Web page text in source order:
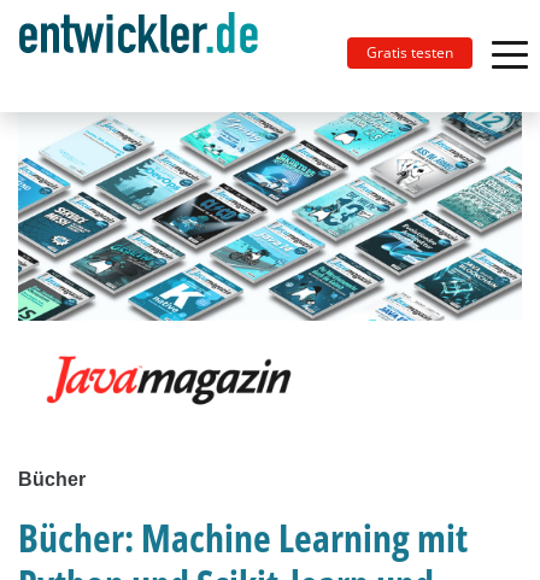
Gratis testen
Bücher
Bücher: Machine Learning mit